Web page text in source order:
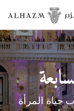
حياة المرأة